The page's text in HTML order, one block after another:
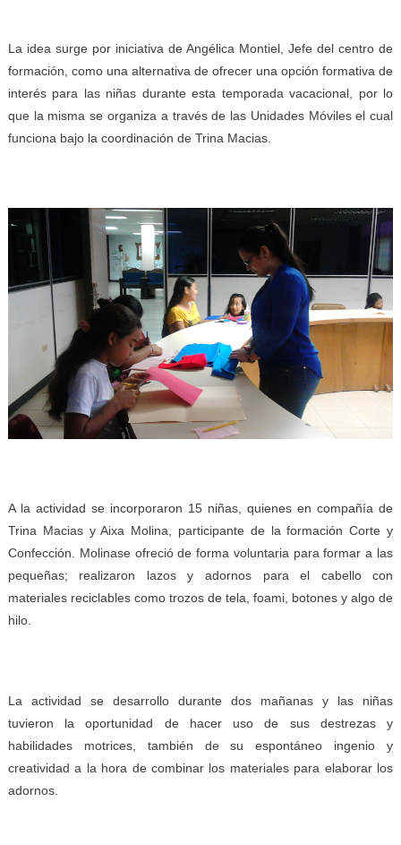
La idea surge por iniciativa de Angélica Montiel, Jefe del centro de
formación, como una alternativa de ofrecer una opción formativa de
interés para las niñas durante esta temporada vacacional, por lo
que la misma se organiza a través de las Unidades Móviles el cual
funciona bajo la coordinación de Trina Macias.
A la actividad se incorporaron 15 niñas, quienes en compañía de
Trina Macias y Aixa Molina, participante de la formación Corte y
Confección. Molinase ofreció de forma voluntaria para formar a las
pequeñas; realizaron lazos y adornos para el cabello con
materiales reciclables como trozos de tela, foami, botones y algo de
hilo.
La actividad se desarrollo durante dos mañanas y las niñas
tuvieron la oportunidad de hacer uso de sus destrezas y
habilidades motrices, también de su espontáneo ingenio y
creatividad a la hora de combinar los materiales para elaborar los
adornos.